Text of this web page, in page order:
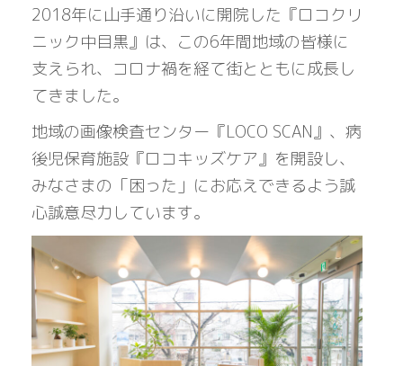
2018年に山手通り沿いに開院した『ロコクリ
ニック中目黒』は、この6年間地域の皆様に
支えられ、コロナ禍を経て街とともに成長し
てきました。
地域の画像検査センター『LOCO SCAN』、病
後児保育施設『ロコキッズケア』を開設し、
みなさまの「困った」にお応えできるよう誠
心誠意尽力しています。